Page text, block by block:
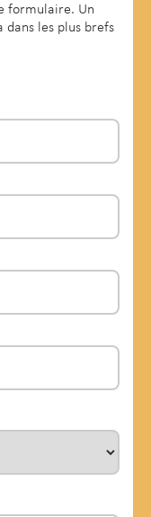
formulaire. Un
les plus brefs